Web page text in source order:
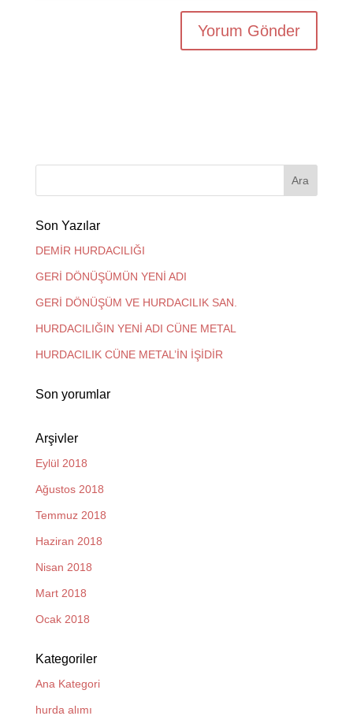
Son Yazılar
DEMİR HURDACILIĞI
GERİ DÖNÜŞÜMÜN YENİ ADI
GERİ DÖNÜŞÜM VE HURDACILIK SAN.
HURDACILIĞIN YENİ ADI CÜNE METAL
HURDACILIK CÜNE METAL’İN İŞİDİR
Son yorumlar
Arşivler
Eylül 2018
Ağustos 2018
Temmuz 2018
Haziran 2018
Nisan 2018
Mart 2018
Ocak 2018
Kategoriler
Ana Kategori
hurda alımı